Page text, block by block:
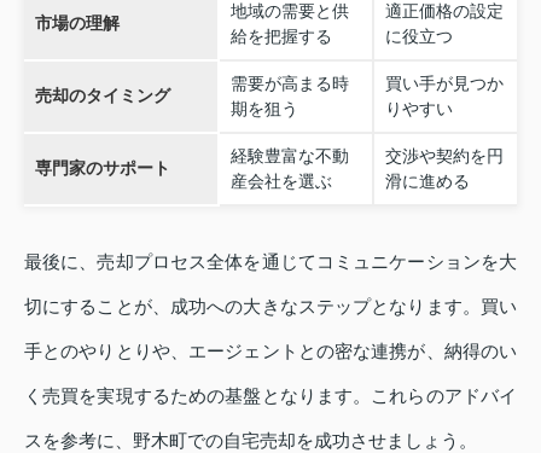
市場の理解
地域の需要と供
給を把握する
適正価格の設定
に役立つ
売却のタイミング
需要が高まる時
期を狙う
買い手が見つか
りやすい
専門家のサポート
経験豊富な不動
産会社を選ぶ
交渉や契約を円
滑に進める
最後に、売却プロセス全体を通じてコミュニケーションを大
切にすることが、成功への大きなステップとなります。買い
手とのやりとりや、エージェントとの密な連携が、納得のい
く売買を実現するための基盤となります。これらのアドバイ
スを参考に、野木町での自宅売却を成功させましょう。